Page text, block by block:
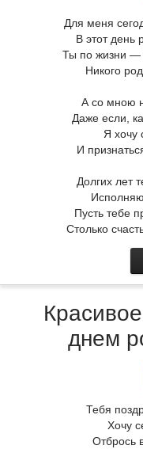
Для меня
В этот день
Ты по жизни —
Никого
А со мною
Даже если,
Я хочу
И
Долгих лет
Пусть тебе
Столько
днем
Тебя
Хочу
Отбрось